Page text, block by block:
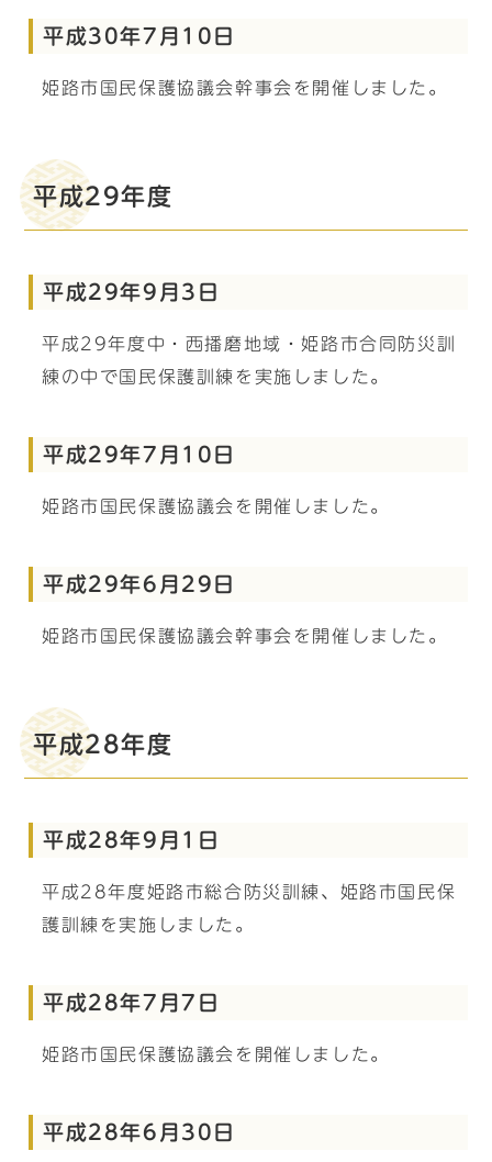
平成30年7月10日
姫路市国民保護協議会幹事会を開催しました。
平成29年度
平成29年9月3日
平成29年度中・西播磨地域・姫路市合同防災訓
練の中で国民保護訓練を実施しました。
平成29年7月10日
姫路市国民保護協議会を開催しました。
平成29年6月29日
姫路市国民保護協議会幹事会を開催しました。
平成28年度
平成28年9月1日
平成28年度姫路市総合防災訓練、姫路市国民保
護訓練を実施しました。
平成28年7月7日
姫路市国民保護協議会を開催しました。
平成28年6月30日